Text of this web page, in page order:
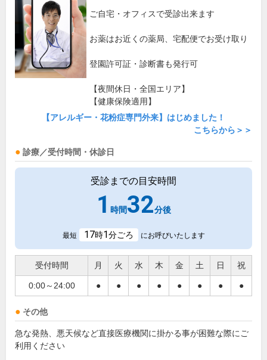
ご自宅・オフィスで受診出来ます
お薬はお近くの薬局、宅配便でお受け取り
登園許可証・診断書も発行可
【夜間休日・全国エリア】
【健康保険適用】
【アレルギー・花粉症専門外来】はじめました！
こちらから＞＞
診療／受付時間・休診日
受診までの目安時間
1 時間32分後
最短 17時1分ごろ にお呼びいたします
受付時間 月 火 水 木 金 土 日 祝
0:00～24:00 ● ● ● ● ● ● ● ●
その他
急な発熱、悪天候など直接医療機関に掛かる事が困難な際にご
利用ください